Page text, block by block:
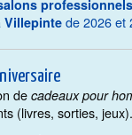
Villepinte de 2026 et
decadeaux pour
(livres, sorties, jeux).